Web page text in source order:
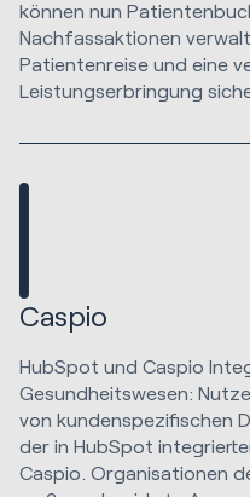
können nun
Nachfassaktionen
Patientenreise und eine
Leistungserbringung
Caspio
HubSpot und Caspio
Gesundheitswesen:
von kundenspezifischen
der in HubSpot
Caspio. Organisationen